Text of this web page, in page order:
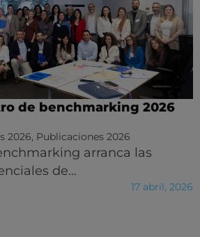
de benchmarking 2026
2026, Publicaciones 2026
arranca las
de…
17 abril, 2026